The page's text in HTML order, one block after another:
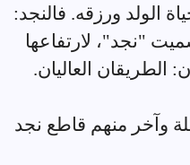
الولد ورزقه. فالنجد:
"نجد"، لارتفاعها
الطريقان العاليان.
وآخر منهم قاطع نجد